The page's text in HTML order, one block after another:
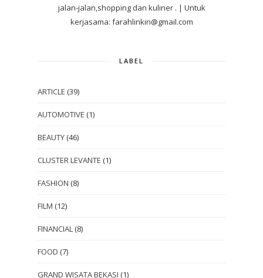
jalan-jalan,shopping dan kuliner . | Untuk
kerjasama: farahlinkin@gmail.com
LABEL
ARTICLE (39)
AUTOMOTIVE (1)
BEAUTY (46)
CLUSTER LEVANTE (1)
FASHION (8)
FILM (12)
FINANCIAL (8)
FOOD (7)
GRAND WISATA BEKASI (1)